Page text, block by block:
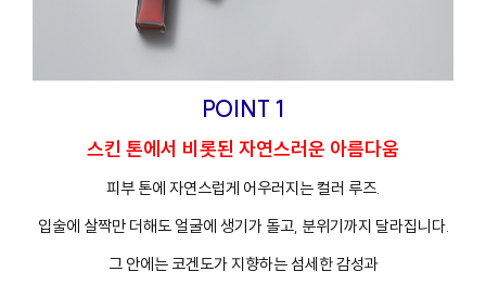
POINT 1
스킨 톤에서 비롯된 자연스러운 아름다움
피부 톤에 자연스럽게 어우러지는 컬러 루즈.
입술에 살짝만 더해도 얼굴에 생기가 돌고, 분위기까지 달라집니다.
그 안에는 코겐도가 지향하는 섬세한 감성과